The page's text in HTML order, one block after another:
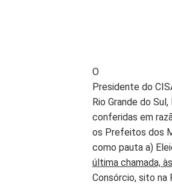
O
Presidente do
Rio Grande do
conferidas em
os Prefeitos dos
como pauta a)
última chamada,
Consórcio, sito na